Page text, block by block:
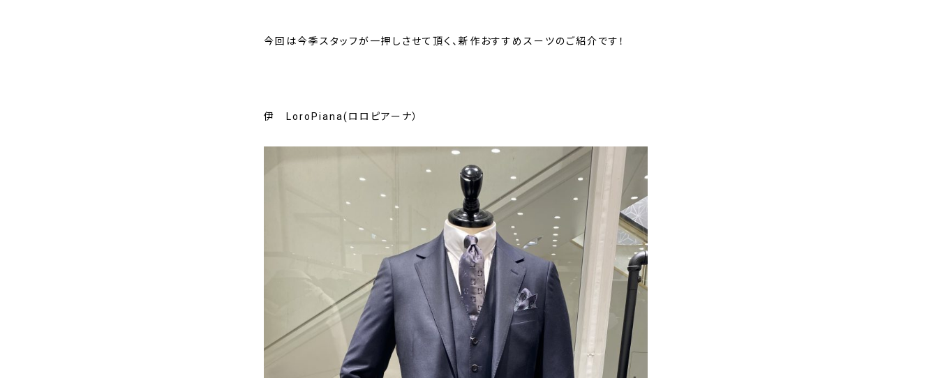
今回は今季スタッフが一押しさせて頂く、新作おすすめスーツのご紹介です！
伊 LoroPiana(ロロピアーナ）